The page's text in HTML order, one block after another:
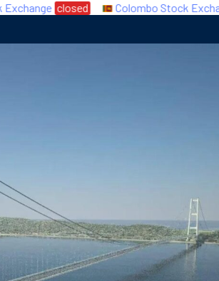
closed Colombo Stock Exchange